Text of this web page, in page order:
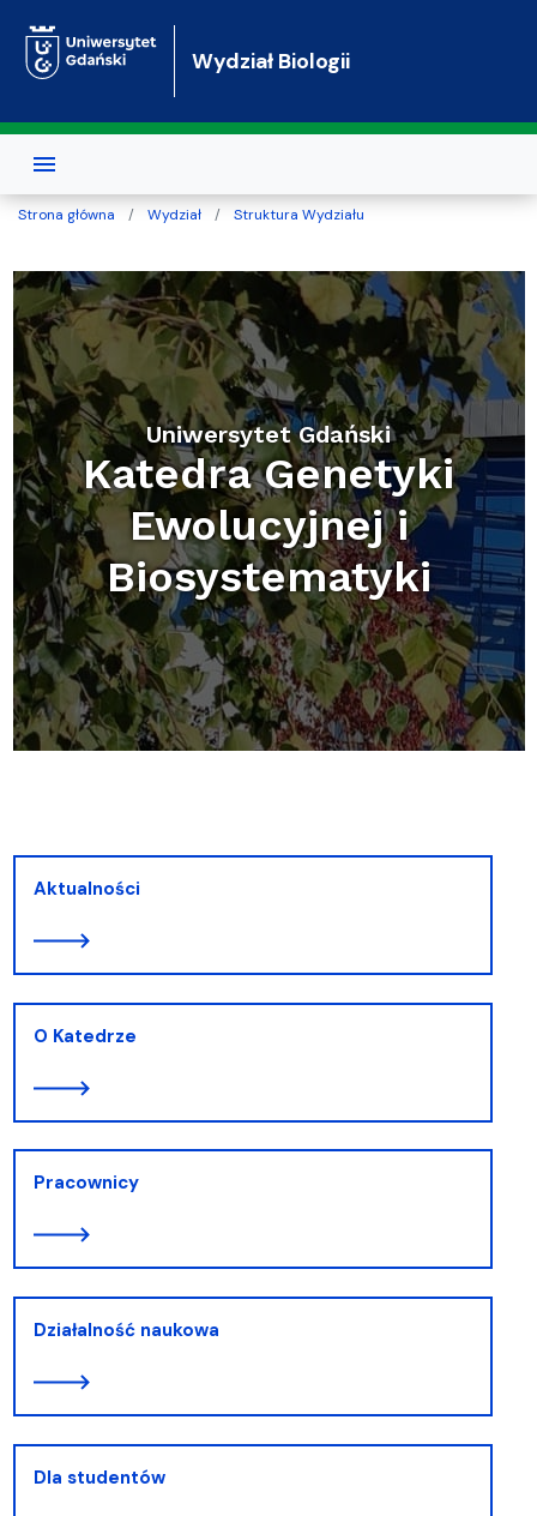
Wydział Biologii
Strona główna Wydział Struktura Wydziału
Uniwersytet Gdański
Katedra Genetyki
Ewolucyjnej i
Biosystematyki
Aktualności
O Katedrze
Pracownicy
Działalność naukowa
Dla studentów